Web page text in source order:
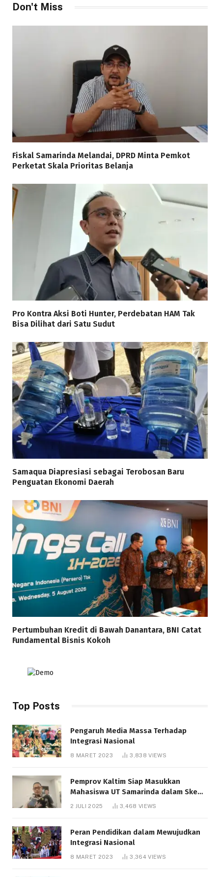
Don't Miss
Fiskal Samarinda Melandai, DPRD Minta Pemkot
Perketat Skala Prioritas Belanja
Pro Kontra Aksi Boti Hunter, Perdebatan HAM Tak
Bisa Dilihat dari Satu Sudut
Samaqua Diapresiasi sebagai Terobosan Baru
Penguatan Ekonomi Daerah
Pertumbuhan Kredit di Bawah Danantara, BNI Catat
Fundamental Bisnis Kokoh
Top Posts
Pengaruh Media Massa Terhadap
Integrasi Nasional
8 MARET 2023 3,838VIEWS
Pemprov Kaltim Siap Masukkan
Mahasiswa UT Samarinda dalam Skema
Bantuan Pendidikan Gratispol
2 JULI 2025 3,468 VIEWS
Peran Pendidikan dalam Mewujudkan
Integrasi Nasional
8 MARET 2023 3,364VIEWS